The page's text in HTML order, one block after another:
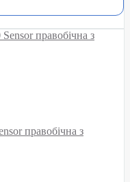
правобічна з